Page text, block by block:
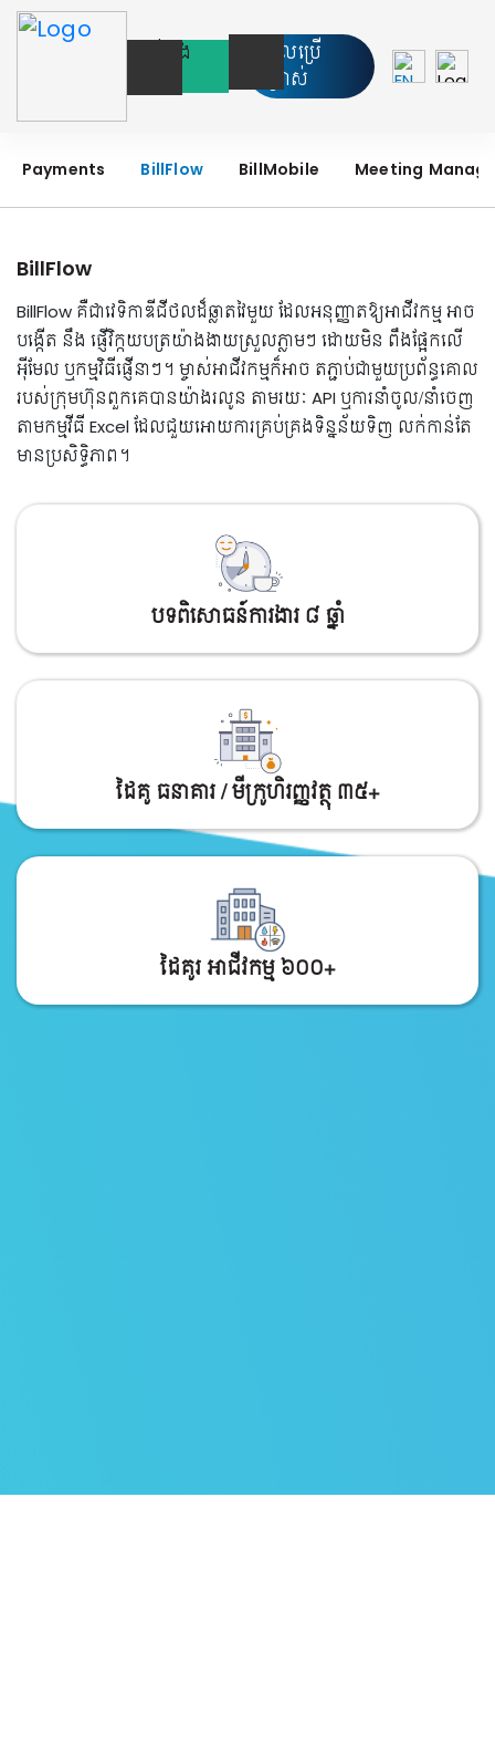
ទាក់ទង
ចូលប្រើ
ប្រាស់
Payments BillFlow BillMobile Meeting
BillFlow
BillFlow គឺជាវេទិកាឌីជីថលដ៏ឆ្លាតវៃមួយ ដែលអនុញ្ញាតឱ្យអាជីវកម្ម អាច
បង្កើត នឹង ផ្ញើវិក្កយបត្រយ៉ាងងាយស្រួលភ្លាមៗ ដោយមិន ពឹងផ្អែកលើ
អុីមែល ឬកម្មវិធីផ្ញើនាៗ។ ម្ចាស់អាជីវកម្មក៏អាច តភ្ជាប់ជាមួយប្រព័ន្ធគោល
របស់ក្រុមហ៊ុនពួកគេបានយ៉ាងរលូន តាមរយៈ API ឬការនាំចូល/នាំចេញ
តាមកម្មវីធី Excel ដែលជួយអោយការគ្រប់គ្រងទិន្នន័យទិញ លក់កាន់តែ
មានប្រសិទ្ធិភាព។
បទពិសោធន៍ការងារ ​​​​​​​៨ ឆ្នាំ
ដៃគូ ធនាគារ / មីក្រូហិរញ្ញវត្ថុ ៣៥+
ដៃគូរ អាជីវកម្ម ​​​​​​​៦០០+